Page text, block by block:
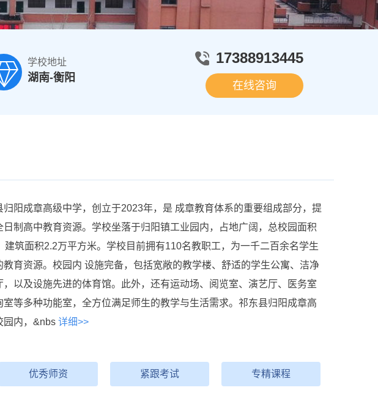
学校地址
湖南-衡阳
17388913445
在线咨询
成章高级中学，创立于2023年，是 成章教育体系的重要组成部分，提
日制高中教育资源。学校坐落于归阳镇工业园内，占地广阔，总校园面积
建筑面积2.2万平方米。学校目前拥有110名教职工，为一千二百余名学生
教育资源。校园内 设施完备，包括宽敞的教学楼、舒适的学生公寓、洁净
，以及设施先进的体育馆。此外，还有运动场、阅览室、演艺厅、医务室
室等多种功能室，全方位满足师生的教学与生活需求。祁东县归阳成章高
园内，&nbs 详细>>
优秀师资 紧跟考试 专精课程